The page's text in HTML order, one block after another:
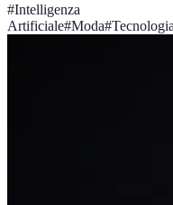
#Intelligenza
Artificiale#Moda#Tecnologia